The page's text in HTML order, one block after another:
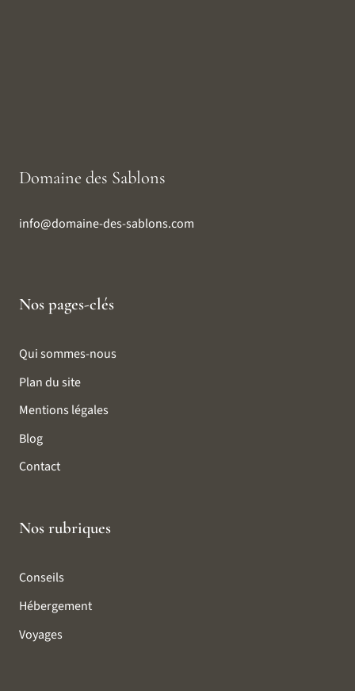
Domaine des Sablons
info@domaine-des-sablons.com
Nos pages-clés
Qui sommes-nous
Plan du site
Mentions légales
Blog
Contact
Nos rubriques
Conseils
Hébergement
Voyages